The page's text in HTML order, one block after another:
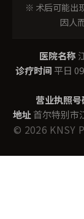
※ 术后可能出
因人
医院名称
诊疗时间平日
营业执照号
地址首尔特别市
© 2026 KNSY